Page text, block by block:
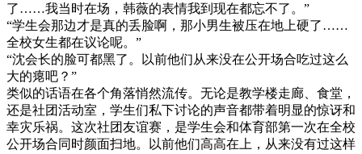
了……我当时在场，韩薇的表情我到现在都忘不了。”
“学生会那边才是真的丢脸啊，那小男生被压在地上硬了……
全校女生都在议论呢。”
“沈会长的脸可都黑了。以前他们从来没在公开场合吃过这么
大的瘪吧？”
类似的话语在各个角落悄然流传。无论是教学楼走廊、食堂，
还是社团活动室，学生们私下讨论的声音都带着明显的惊讶和
幸灾乐祸。这次社团友谊赛，是学生会和体育部第一次在全校
公开场合同时颜面扫地。以前他们高高在上，从来没有过这样